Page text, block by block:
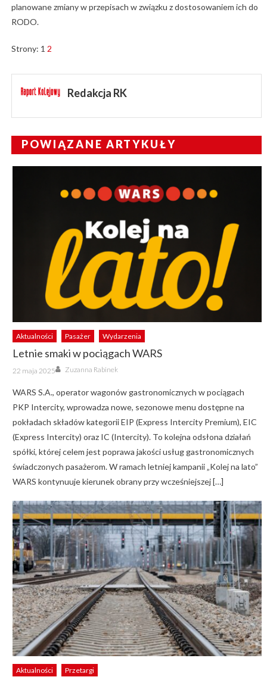
planowane zmiany w przepisach w związku z dostosowaniem ich do
RODO.
Strony: 1 2
Redakcja RK
POWIĄZANE ARTYKUŁY
Aktualności Pasażer Wydarzenia
Letnie smaki w pociągach WARS
Posted
on
22 maja 2025 Author
Zuzanna Rabinek
WARS S.A., operator wagonów gastronomicznych w pociągach
PKP Intercity, wprowadza nowe, sezonowe menu dostępne na
pokładach składów kategorii EIP (Express Intercity Premium), EIC
(Express Intercity) oraz IC (Intercity). To kolejna odsłona działań
spółki, której celem jest poprawa jakości usług gastronomicznych
świadczonych pasażerom. W ramach letniej kampanii „Kolej na lato”
WARS kontynuuje kierunek obrany przy wcześniejszej […]
Aktualności Przetargi